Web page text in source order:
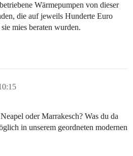
Wärmepumpen von dieser
die auf jeweils Hunderte Euro
mies beraten wurden.
oder Marrakesch? Was du da
in unserem geordneten modernen